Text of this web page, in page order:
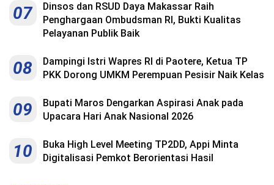
07
Dinsos dan RSUD Daya Makassar Raih
Penghargaan Ombudsman RI, Bukti Kualitas
Pelayanan Publik Baik
08
Dampingi Istri Wapres RI di Paotere, Ketua TP
PKK Dorong UMKM Perempuan Pesisir Naik Kelas
09
Bupati Maros Dengarkan Aspirasi Anak pada
Upacara Hari Anak Nasional 2026
10
Buka High Level Meeting TP2DD, Appi Minta
Digitalisasi Pemkot Berorientasi Hasil